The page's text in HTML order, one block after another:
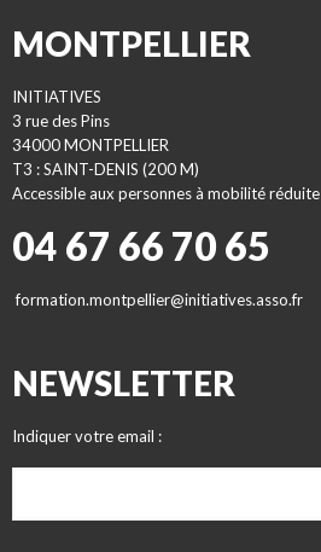
MONTPELLIER
INITIATIVES
3 rue des Pins
34000 MONTPELLIER
T3 : SAINT-DENIS (200 M)
Accessible aux personnes à mobilité réduite
04 67 66 70 65
formation.montpellier@initiatives.asso.fr
NEWSLETTER
Indiquer votre email :